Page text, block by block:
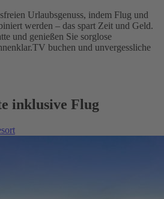
Urlaubsgenuss, indem Flug und
werden – das spart Zeit und Geld.
und genießen Sie sorglose
buchen und unvergessliche
inklusive Flug